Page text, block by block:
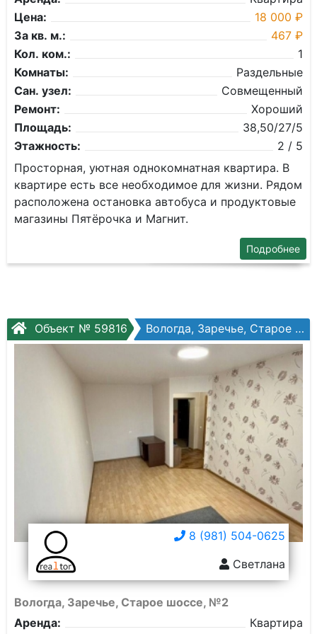
Цена:
18 000 ₽
За кв. м.:
467 ₽
Кол. ком.:
1
Комнаты:
Раздельные
Сан. узел:
Совмещенный
Ремонт:
Хороший
Площадь:
38,50/27/5
Этажность:
2 / 5
Просторная, уютная однокомнатная квартира. В
квартире есть все необходимое для жизни. Рядом
расположена остановка автобуса и продуктовые
магазины Пятёрочка и Магнит.
Подробнее
Объект № 59816 Вологда, Заречье, Старое шоссе, №2
8 (981) 504-0625
Светлана
Вологда, Заречье, Старое шоссе, №2
Аренда:
Квартира